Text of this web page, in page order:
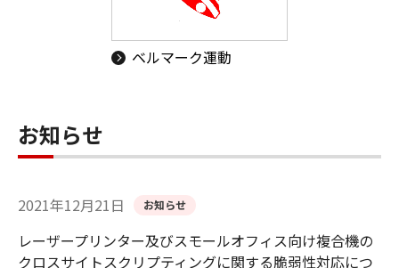
ベルマーク運動
お知らせ
2021年12月21日 お知らせ
レーザープリンター及びスモールオフィス向け複合機の
クロスサイトスクリプティングに関する脆弱性対応につ